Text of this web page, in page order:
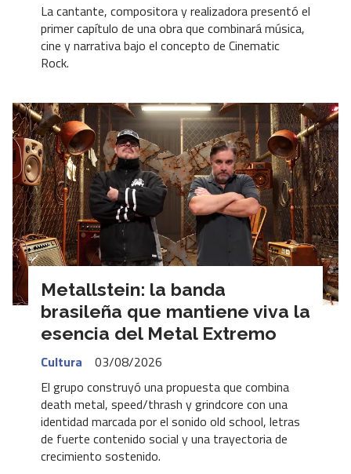
La cantante, compositora y realizadora presentó el
primer capítulo de una obra que combinará música,
cine y narrativa bajo el concepto de Cinematic
Rock.
Metallstein: la banda
brasileña que mantiene viva la
esencia del Metal Extremo
Cultura
03/08/2026
El grupo construyó una propuesta que combina
death metal, speed/thrash y grindcore con una
identidad marcada por el sonido old school, letras
de fuerte contenido social y una trayectoria de
crecimiento sostenido.